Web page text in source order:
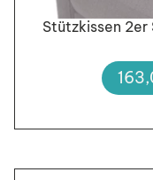
Stützkissen 2er